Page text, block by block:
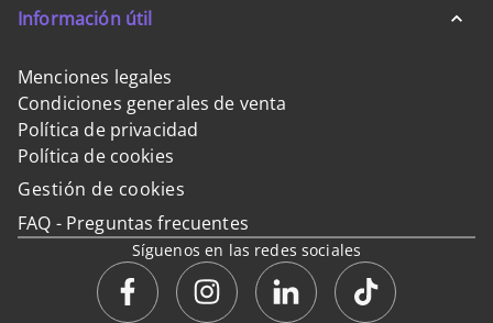
Información útil
Menciones legales
Condiciones generales de venta
Política de privacidad
Política de cookies
Gestión de cookies
FAQ - Preguntas frecuentes
Síguenos en las redes sociales